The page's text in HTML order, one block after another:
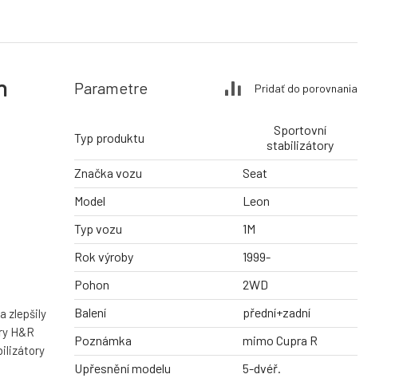
zlepšily
H&R
Parametre Pridať do porovnania
Typ produktu
Sportovní
stabilizátory
Značka vozu
Seat
Model
Leon
Typ vozu
1M
Rok výroby
1999-
Pohon
2WD
Balení
přední+zadní
Poznámka
mimo Cupra R
Upřesnění modelu
5-dvéř.